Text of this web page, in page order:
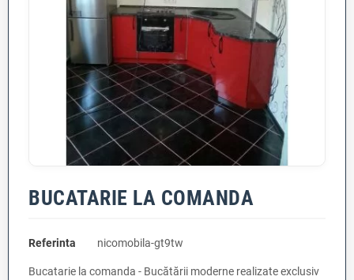
BUCATARIE LA COMANDA
Referinta nicomobila-gt9tw
Bucatarie la comanda - Bucătării moderne realizate exclusiv